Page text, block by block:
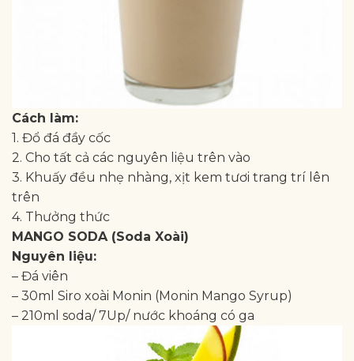
Cách làm:
1. Đổ đá đầy cốc
2. Cho tất cả các nguyên liệu trên vào
3. Khuấy đều nhẹ nhàng, xịt kem tươi trang trí lên
trên
4. Thưởng thức
MANGO SODA (Soda Xoài)
Nguyên liệu:
– Đá viên
– 30ml Siro xoài Monin (Monin Mango Syrup)
– 210ml soda/ 7Up/ nước khoáng có ga